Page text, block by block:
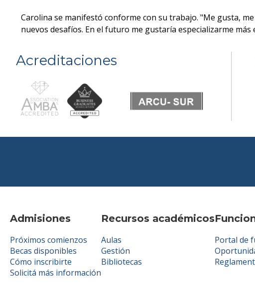
Carolina se manifestó conforme con su trabajo. "Me gusta,
nuevos desafíos. En el futuro me gustaría especializarme
Acreditaciones
Admisiones
Próximos comienzos
Becas disponibles
Cómo inscribirte
Solicitá más información
Recursos académicos
Aulas
Gestión
Bibliotecas
Portal de